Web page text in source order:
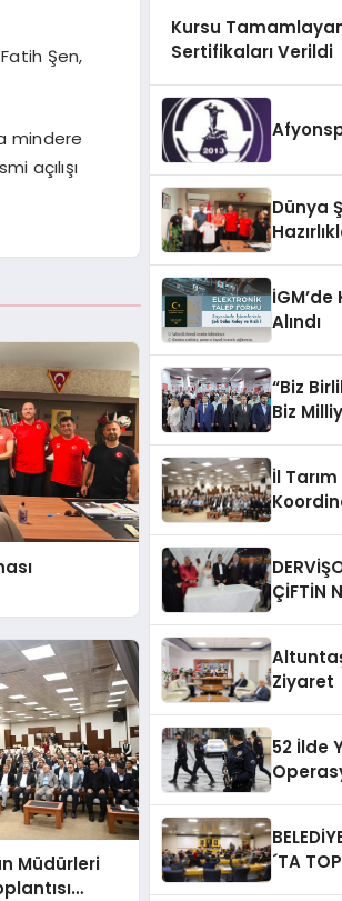
Şen,
mindere
açılışı
Müdürleri
Kursu
Sertifikaları Verildi
Dünya
Alındı
“Biz
Biz
İl
ÇİFTİN
Ziyaret
52 İlde
´TA